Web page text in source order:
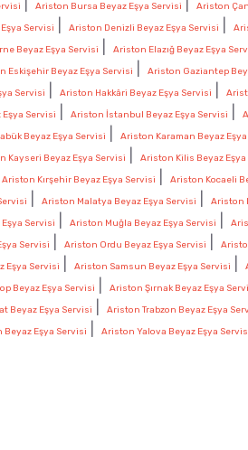
Ariston Bursa Beyaz Eşya Servisi Ariston
Servisi Ariston Denizli Beyaz Eşya Servisi
Beyaz Eşya Servisi Ariston Elazığ Beyaz Eşya
Eskişehir Beyaz Eşya Servisi Ariston Gaziantep
Servisi
Ariston Hakkâri Beyaz Eşya Servisi
Servisi Ariston İstanbul Beyaz Eşya Servisi
Beyaz Eşya Servisi Ariston Karaman Beyaz
Kayseri Beyaz Eşya Servisi Ariston Kilis Beyaz Eşya
Ariston Kırşehir Beyaz Eşya Servisi Ariston Kocaeli
Ariston Malatya Beyaz Eşya Servisi Ariston
Servisi Ariston Muğla Beyaz Eşya Servisi
Servisi Ariston Ordu Beyaz Eşya Servisi
Eşya Servisi Ariston Samsun Beyaz Eşya Servisi
Beyaz Eşya Servisi Ariston Şırnak Beyaz Eşya
Beyaz Eşya Servisi Ariston Trabzon Beyaz Eşya
Beyaz Eşya Servisi Ariston Yalova Beyaz Eşya